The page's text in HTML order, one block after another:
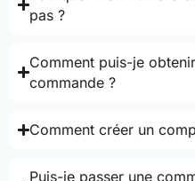
pas ?
Comment puis-je
commande ?
Comment créer un
Puis-je passer une